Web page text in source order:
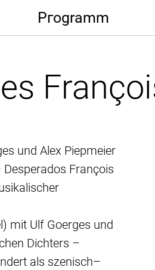
Pгogramm
und Alex Piepmeier
François
mit Ulf Goerges und
Dichters –
als szenisch–